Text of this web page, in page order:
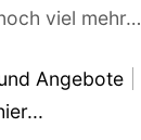
viel mehr…
Angebote